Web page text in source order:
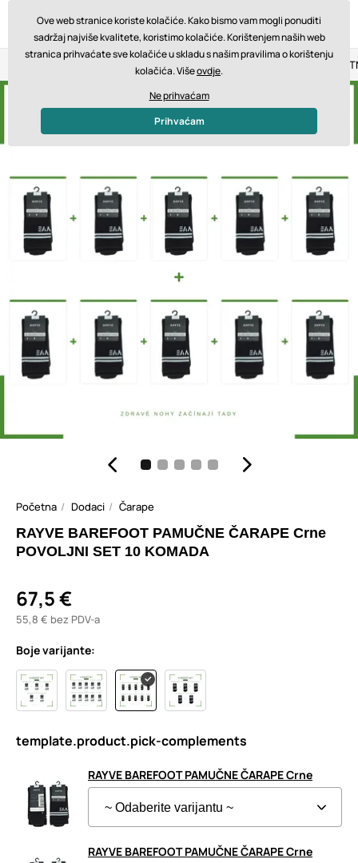
Povrat u roku od 14 dana Brza dostava od 200 €
Početna Dodaci Čarape
RAYVE BAREFOOT PAMUČNE ČARAPE Crne
POVOLJNI SET 10 KOMADA
67,5 €
55,8 € bez PDV-a
Boje varijante:
template.product.pick-complements
RAYVE BAREFOOT PAMUČNE ČARAPE Crne
RAYVE BAREFOOT PAMUČNE ČARAPE Crne
Ove web stranice koriste kolačiće. Kako bismo vam mogli ponuditi
sadržaj najviše kvalitete, koristimo kolačiće. Korištenjem naših web
stranica prihvaćate sve kolačiće u skladu s našim pravilima o korištenju
kolačića. Višeovdje.
Ne prihvaćam
Prihvaćam